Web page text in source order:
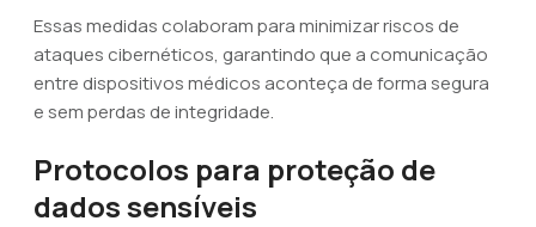
Essas medidas colaboram para minimizar riscos de
ataques cibernéticos, garantindo que a comunicação
entre dispositivos médicos aconteça de forma segura
e sem perdas de integridade.
Protocolos para proteção de
dados sensíveis